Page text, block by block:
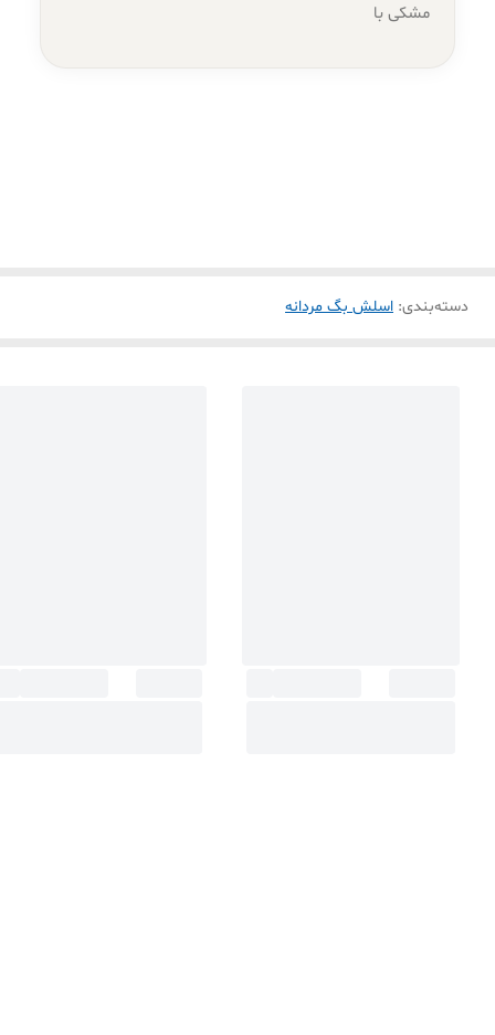
مشکی با
دسته‌بندی: اسلش بگ مردانه